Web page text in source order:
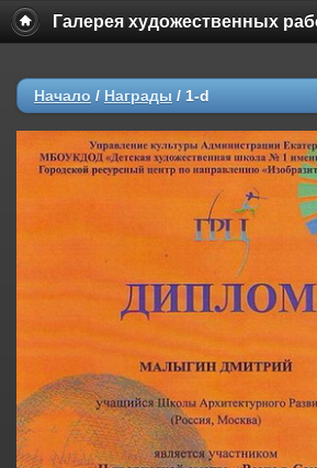
Галерея художественных
Начало / Награды / 1-d